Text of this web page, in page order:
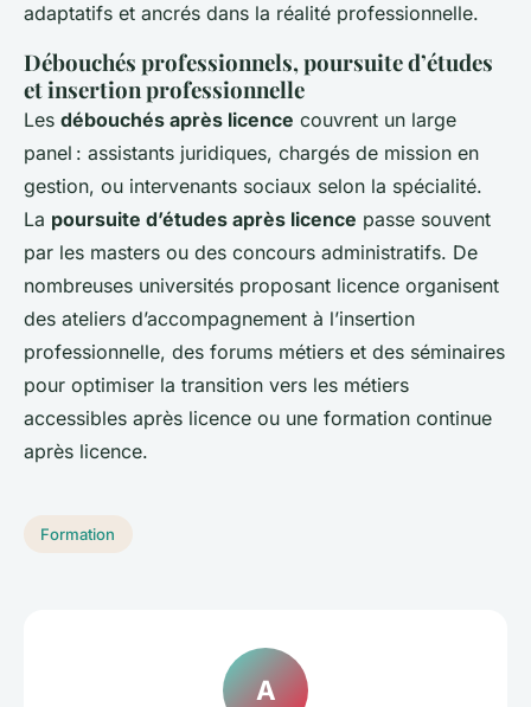
adaptatifs et ancrés dans la réalité professionnelle.
Débouchés professionnels, poursuite d’études
et insertion professionnelle
Les débouchés après licence couvrent un large
panel : assistants juridiques, chargés de mission en
gestion, ou intervenants sociaux selon la spécialité.
La poursuite d’études après licence passe souvent
par les masters ou des concours administratifs. De
nombreuses universités proposant licence organisent
des ateliers d’accompagnement à l’insertion
professionnelle, des forums métiers et des séminaires
pour optimiser la transition vers les métiers
accessibles après licence ou une formation continue
après licence.
Formation
A